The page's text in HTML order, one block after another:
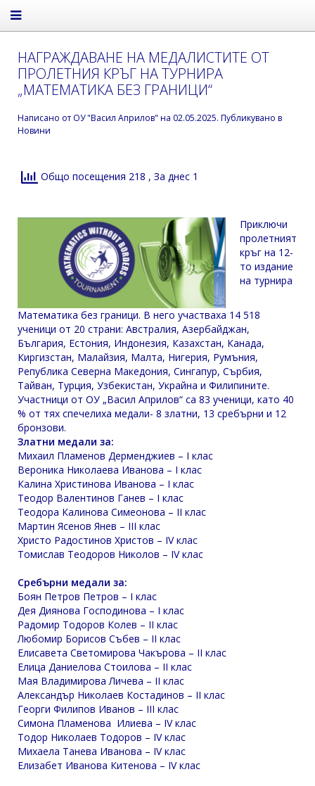
НАГРАЖДАВАНЕ НА МЕДАЛИСТИТЕ ОТ
ПРОЛЕТНИЯ КРЪГ НА ТУРНИРА
„МАТЕМАТИКА БЕЗ ГРАНИЦИ“
Написано от ОУ "Васил Априлов" на 02.05.2025. Публикувано в
Новини
Общо посещения 218 , За днес 1
Приключи
пролетният
кръг на 12-
то издание
на турнира
Математика без граници. В него участваха 14 518
ученици от 20 страни: Австралия, Азербайджан,
България, Естония, Индонезия, Казахстан, Канада,
Киргизстан, Малайзия, Малта, Нигерия, Румъния,
Република Северна Македония, Сингапур, Сърбия,
Тайван, Турция, Узбекистан, Украйна и Филипините.
Участници от ОУ „Васил Априлов“ са 83 ученици, като 40
% от тях спечелиха медали- 8 златни, 13 сребърни и 12
бронзови.
Златни медали за:
Михаил Пламенов Дерменджиев – I клас
Вероника Николаева Иванова – I клас
Калина Христинова Иванова – I клас
Теодор Валентинов Ганев – I клас
Теодора Калинова Симеонова – II клас
Мартин Ясенов Янев – III клас
Христо Радостинов Христов – IV клас
Томислав Теодоров Николов – IV клас
Сребърни медали за:
Боян Петров Петров – I клас
Дея Диянова Господинова – I клас
Радомир Тодоров Колев – II клас
Любомир Борисов Събев – II клас
Елисавета Светомирова Чакърова – II клас
Елица Даниелова Стоилова – II клас
Мая Владимирова Личева – II клас
Александър Николаев Костадинов – II клас
Георги Филипов Иванов – III клас
Симона Пламенова Илиева – IV клас
Тодор Николаев Тодоров – IV клас
Михаела Танева Иванова – IV клас
Елизабет Иванова Китенова – IV клас